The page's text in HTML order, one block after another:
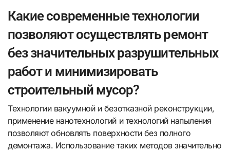
Какие современные технологии
позволяют осуществлять ремонт
без значительных разрушительных
работ и минимизировать
строительный мусор?
Технологии вакуумной и безотказной реконструкции,
применение нанотехнологий и технологий напыления
позволяют обновлять поверхности без полного
демонтажа. Использование таких методов значительно